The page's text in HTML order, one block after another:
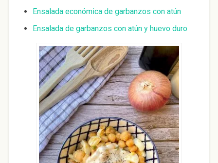
Ensalada económica de garbanzos con atún
Ensalada de garbanzos con atún y huevo duro